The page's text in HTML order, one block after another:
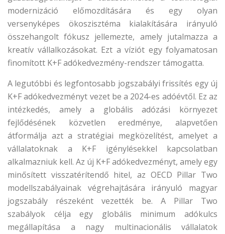
modernizáció előmozdítására és egy olyan
versenyképes ökoszisztéma kialakítására irányuló
összehangolt fókusz jellemezte, amely jutalmazza a
kreatív vállalkozásokat. Ezt a víziót egy folyamatosan
finomított K+F adókedvezmény-rendszer támogatta.
A legutóbbi és legfontosabb jogszabályi frissítés egy új
K+F adókedvezményt vezet be a 2024-es adóévtől. Ez az
intézkedés, amely a globális adózási környezet
fejlődésének közvetlen eredménye, alapvetően
átformálja azt a stratégiai megközelítést, amelyet a
vállalatoknak a K+F igénylésekkel kapcsolatban
alkalmazniuk kell. Az új K+F adókedvezményt, amely egy
minősített visszatérítendő hitel, az OECD Pillar Two
modellszabályainak végrehajtására irányuló magyar
jogszabály részeként vezették be. A Pillar Two
szabályok célja egy globális minimum adókulcs
megállapítása a nagy multinacionális vállalatok